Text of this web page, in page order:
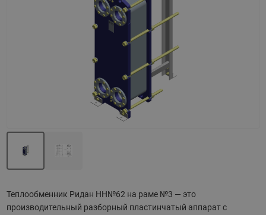
Теплообменник Ридан НН№62 на раме №3 — это
производительный разборный пластинчатый аппарат с